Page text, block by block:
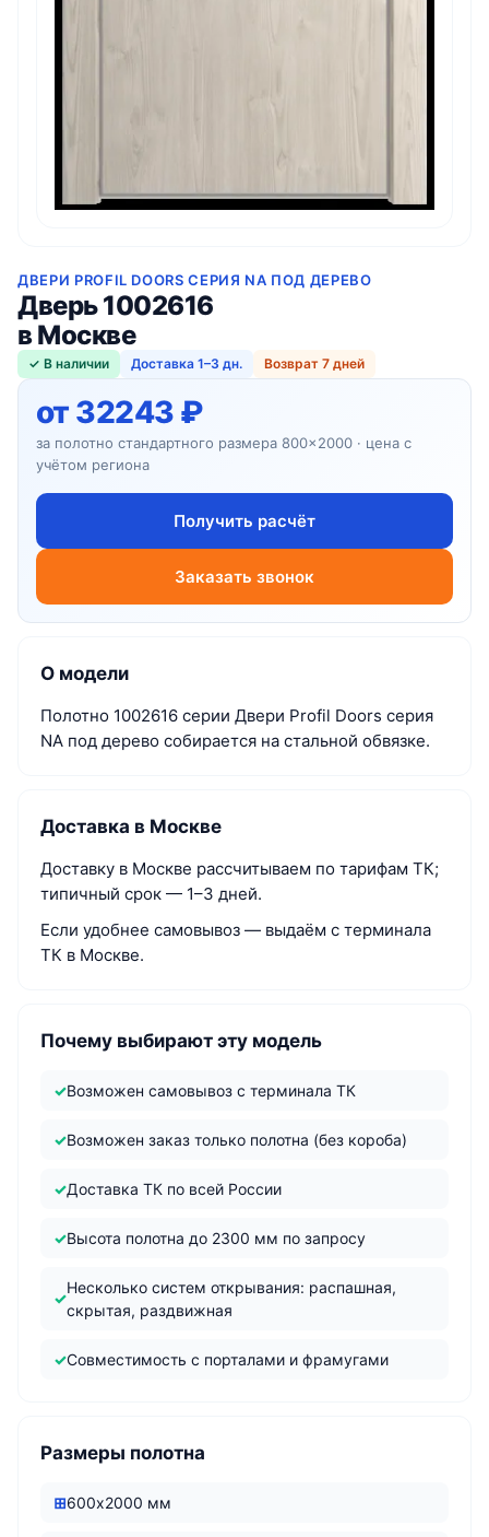
ДВЕРИ PROFIL DOORS СЕРИЯ NA ПОД ДЕРЕВО
Дверь 1002616
в Москве
✓ В наличии Доставка 1–3 дн. Возврат 7 дней
от 32243 ₽
за полотно стандартного размера 800×2000 · цена с
учётом региона
Получить расчёт
Заказать звонок
О модели
Полотно 1002616 серии Двери Profil Doors серия
NA под дерево собирается на стальной обвязке.
Доставка в Москве
Доставку в Москве рассчитываем по тарифам ТК;
типичный срок — 1–3 дней.
Если удобнее самовывоз — выдаём с терминала
ТК в Москве.
Почему выбирают эту модель
Возможен самовывоз с терминала ТК
Возможен заказ только полотна (без короба)
Доставка ТК по всей России
Высота полотна до 2300 мм по запросу
Несколько систем открывания: распашная,
скрытая, раздвижная
Совместимость с порталами и фрамугами
Размеры полотна
600х2000 мм